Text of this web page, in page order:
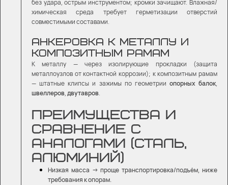
без удара, острым инструментом; кромки зачищают. Влажная/
химическая среда требует герметизации отверстий
совместимыми составами.
АНКЕРОВКА К МЕТАЛЛУ И
КОМПОЗИТНЫМ РАМАМ
К металлу — через изолирующие прокладки (защита
металлоузлов от контактной коррозии); к композитным рамам
— штатные клипсы и зажимы по геометрии опорных балок,
швеллеров,двутавров.
ПРЕИМУЩЕСТВА И
СРАВНЕНИЕ С
АНАЛОГАМИ (СТАЛЬ,
АЛЮМИНИЙ)
Низкая масса → проще транспортировка/подъём, ниже
требования к опорам.